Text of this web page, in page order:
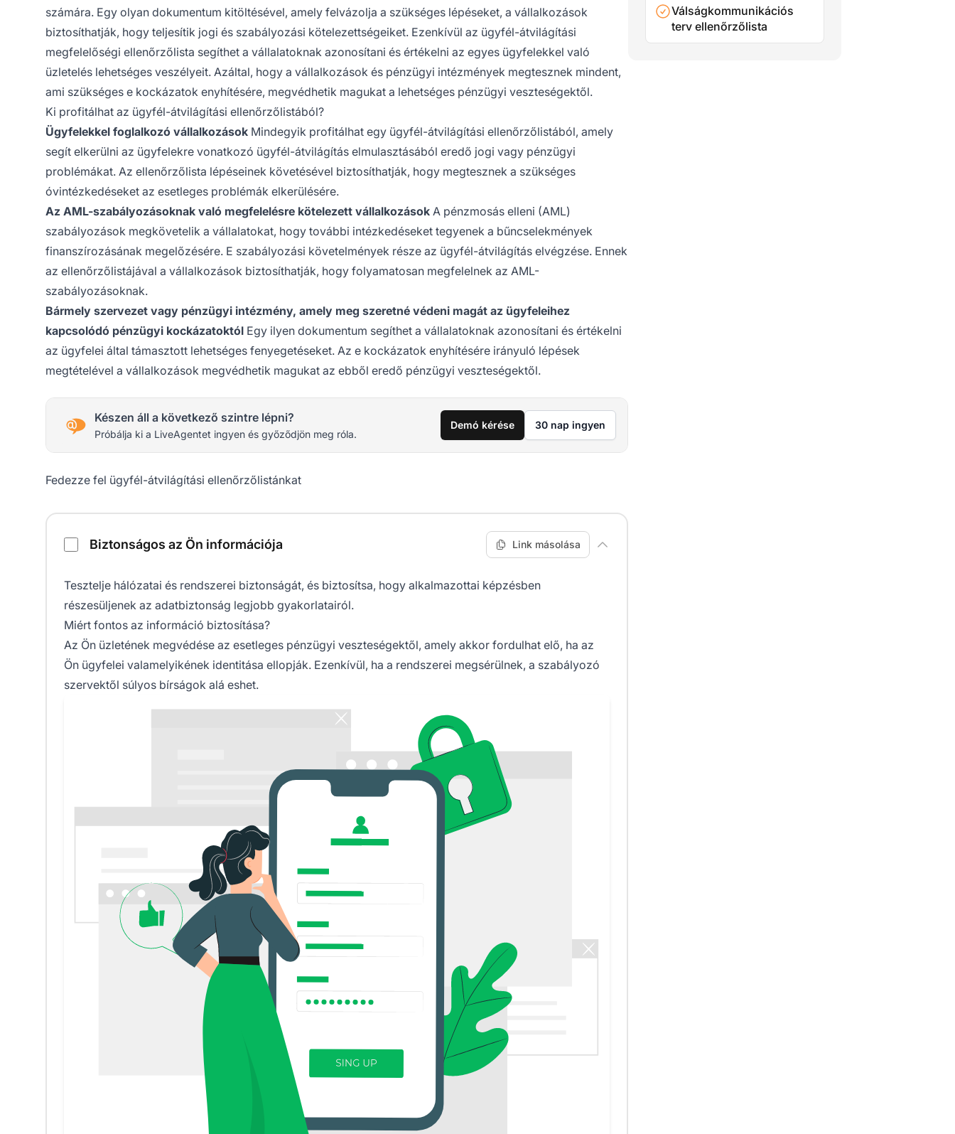
számára. Egy olyan dokumentum kitöltésével, amely felvázolja a szükséges lépéseket, a vállalkozások
biztosíthatják, hogy teljesítik jogi és szabályozási kötelezettségeiket. Ezenkívül az ügyfél-átvilágítási
megfelelőségi ellenőrzőlista segíthet a vállalatoknak azonosítani és értékelni az egyes ügyfelekkel való
üzletelés lehetséges veszélyeit. Azáltal, hogy a vállalkozások és pénzügyi intézmények megtesznek mindent,
ami szükséges e kockázatok enyhítésére, megvédhetik magukat a lehetséges pénzügyi veszteségektől.
Ki profitálhat az ügyfél-átvilágítási ellenőrzőlistából?
Ügyfelekkel foglalkozó vállalkozások Mindegyik profitálhat egy ügyfél-átvilágítási ellenőrzőlistából, amely
segít elkerülni az ügyfelekre vonatkozó ügyfél-átvilágítás elmulasztásából eredő jogi vagy pénzügyi
problémákat. Az ellenőrzőlista lépéseinek követésével biztosíthatják, hogy megtesznek a szükséges
óvintézkedéseket az esetleges problémák elkerülésére.
Az AML-szabályozásoknak való megfelelésre kötelezett vállalkozások A pénzmosás elleni (AML)
szabályozások megkövetelik a vállalatokat, hogy további intézkedéseket tegyenek a bűncselekmények
finanszírozásának megelőzésére. E szabályozási követelmények része az ügyfél-átvilágítás elvégzése. Ennek
az ellenőrzőlistájával a vállalkozások biztosíthatják, hogy folyamatosan megfelelnek az AML-
szabályozásoknak.
Bármely szervezet vagy pénzügyi intézmény, amely meg szeretné védeni magát az ügyfeleihez
kapcsolódó pénzügyi kockázatoktól Egy ilyen dokumentum segíthet a vállalatoknak azonosítani és értékelni
az ügyfelei által támasztott lehetséges fenyegetéseket. Az e kockázatok enyhítésére irányuló lépések
megtételével a vállalkozások megvédhetik magukat az ebből eredő pénzügyi veszteségektől.
Készen áll a következő szintre lépni?
Próbálja ki a LiveAgentet ingyen és győződjön meg róla.
Demó kérése 30 nap ingyen
Fedezze fel ügyfél-átvilágítási ellenőrzőlistánkat
Ügyfél-átvilágítási ellenőrzőlista
Biztonságos az Ön információja Link másolása
Tesztelje hálózatai és rendszerei biztonságát, és biztosítsa, hogy alkalmazottai képzésben
részesüljenek az adatbiztonság legjobb gyakorlatairól.
Miért fontos az információ biztosítása?
Az Ön üzletének megvédése az esetleges pénzügyi veszteségektől, amely akkor fordulhat elő, ha az
Ön ügyfelei valamelyikének identitása ellopják. Ezenkívül, ha a rendszerei megsérülnek, a szabályozó
szervektől súlyos bírságok alá eshet.
Válságkommunikációs
terv ellenőrzőlista